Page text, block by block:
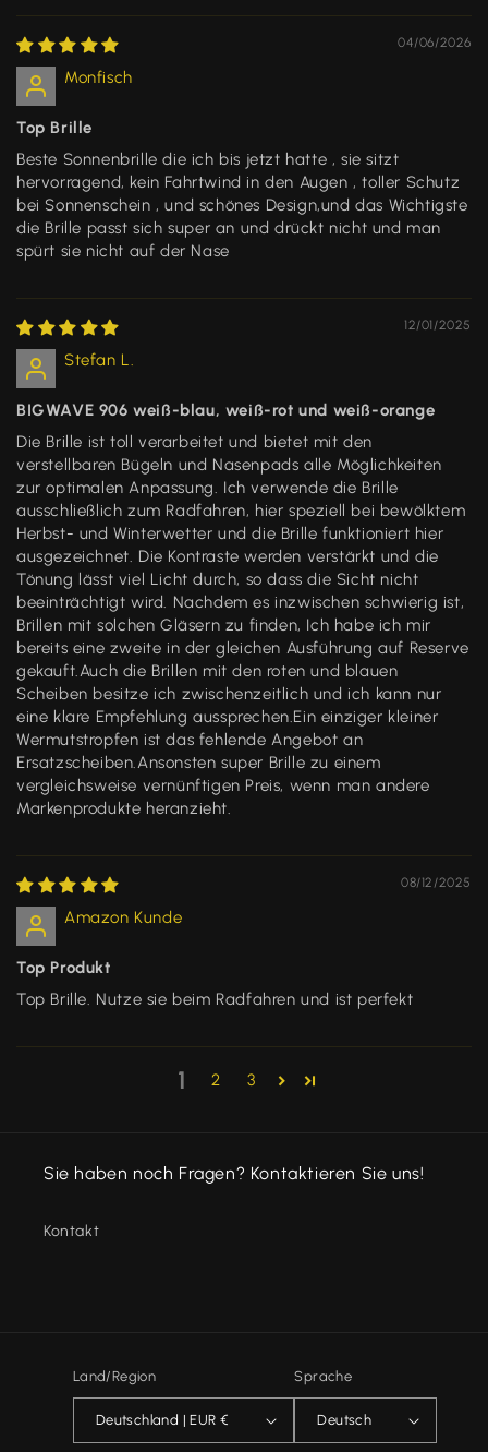
04/06/2026
Monfisch
Top Brille
Beste Sonnenbrille die ich bis jetzt hatte , sie sitzt
hervorragend, kein Fahrtwind in den Augen , toller Schutz
bei Sonnenschein , und schönes Design,und das Wichtigste
die Brille passt sich super an und drückt nicht und man
spürt sie nicht auf der Nase
12/01/2025
Stefan L.
BIGWAVE 906 weiß-blau, weiß-rot und weiß-orange
Die Brille ist toll verarbeitet und bietet mit den
verstellbaren Bügeln und Nasenpads alle Möglichkeiten
zur optimalen Anpassung. Ich verwende die Brille
ausschließlich zum Radfahren, hier speziell bei bewölktem
Herbst- und Winterwetter und die Brille funktioniert hier
ausgezeichnet. Die Kontraste werden verstärkt und die
Tönung lässt viel Licht durch, so dass die Sicht nicht
beeinträchtigt wird. Nachdem es inzwischen schwierig ist,
Brillen mit solchen Gläsern zu finden, Ich habe ich mir
bereits eine zweite in der gleichen Ausführung auf Reserve
gekauft.Auch die Brillen mit den roten und blauen
Scheiben besitze ich zwischenzeitlich und ich kann nur
eine klare Empfehlung aussprechen.Ein einziger kleiner
Wermutstropfen ist das fehlende Angebot an
Ersatzscheiben.Ansonsten super Brille zu einem
vergleichsweise vernünftigen Preis, wenn man andere
Markenprodukte heranzieht.
08/12/2025
Amazon Kunde
Top Produkt
Top Brille. Nutze sie beim Radfahren und ist perfekt
1 2 3
Sie haben noch Fragen? Kontaktieren Sie uns!
Kontakt
Land/Region
Deutschland | EUR €
Sprache
Deutsch